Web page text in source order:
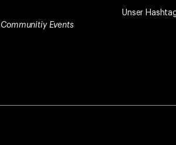
Events
Unser